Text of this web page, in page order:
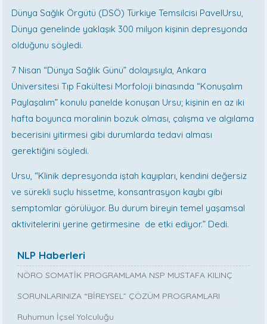
Dünya Sağlık Örgütü (DSÖ) Türkiye Temsilcisi PavelUrsu,
Dünya genelinde yaklaşık 300 milyon kişinin depresyonda
olduğunu söyledi.
7 Nisan “Dünya Sağlık Günü” dolayısıyla, Ankara
Üniversitesi Tıp Fakültesi Morfoloji binasında “Konuşalım
Paylaşalım” konulu panelde konuşan Ursu; kişinin en az iki
hafta boyunca moralinin bozuk olması, çalışma ve algılama
becerisini yitirmesi gibi durumlarda tedavi alması
gerektiğini söyledi.
Ursu, “Klinik depresyonda iştah kayıpları, kendini değersiz
ve sürekli suçlu hissetme, konsantrasyon kaybı gibi
semptomlar görülüyor. Bu durum bireyin temel yaşamsal
aktivitelerini yerine getirmesine de etki ediyor.” Dedi.
NLP Haberleri
NÖRO SOMATİK PROGRAMLAMA NSP MUSTAFA KILINÇ
SORUNLARINIZA “BİREYSEL” ÇÖZÜM PROGRAMLARI
Ruhumun İçsel Yolculuğu